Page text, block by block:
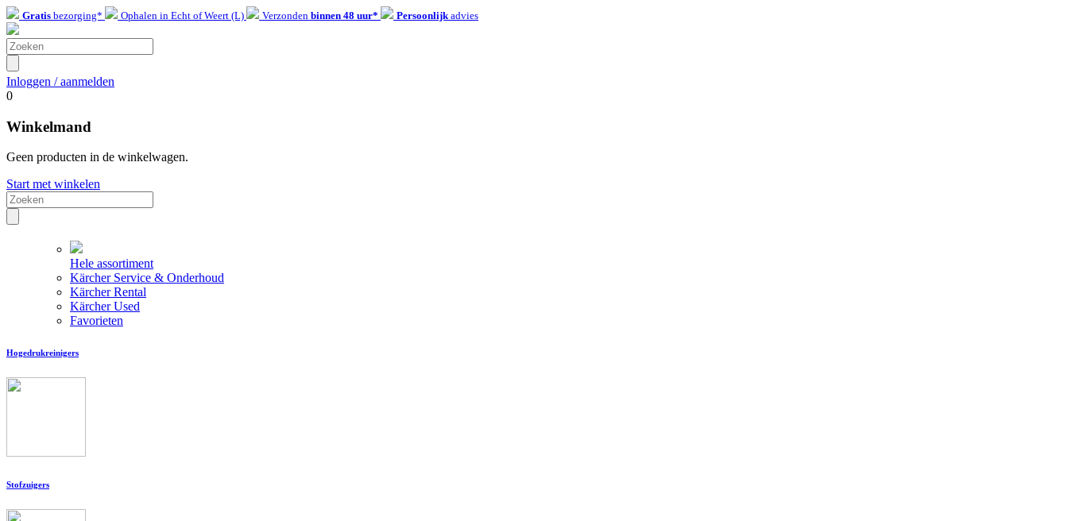
Gratis bezorging* Ophalen in Echt of Weert (L) Verzonden binnen 48 uur* Persoonlijkadvies
Inloggen / aanmelden
0
Winkelmand
Geen producten in de winkelwagen.
Start met winkelen
Hele assortiment
Kärcher Service & Onderhoud
Kärcher Rental
Kärcher Used
Favorieten
Hogedrukreinigers
Stofzuigers